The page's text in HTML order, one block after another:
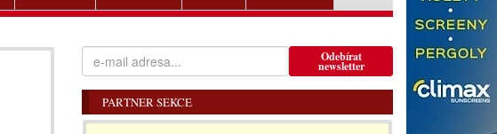
Odebírat
newsletter
PARTNER SEKCE